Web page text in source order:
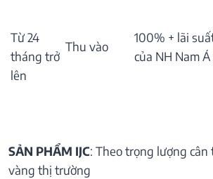
Từ 24
tháng trở
lên
Thu vào
100% + lãi
của NH Nam
SẢN PHẨM IJC: Theo trọng lượng cân
vàng thị trường